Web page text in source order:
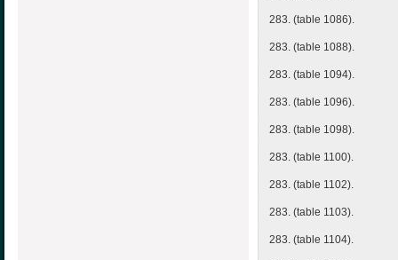
283. (table 1086).
283. (table 1088).
283. (table 1094).
283. (table 1096).
283. (table 1098).
283. (table 1100).
283. (table 1102).
283. (table 1103).
283. (table 1104).